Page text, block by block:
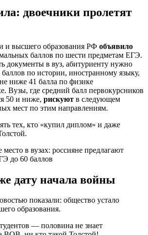
двоечники пролетят
и высшего образования РФ объявило
баллов по шести предметам ЕГЭ.
документы в вуз, абитуриенту нужно
баллов по истории, иностранному языку,
ниже 41 балла по физике
Вузы, где средний балл первокурсников
50 и ниже, рискуют в следующем
мест по этим направлениям.
тех, кто «купил диплом» и даже
дату начала войны
показали: общество устало
образования.
— половина не знает